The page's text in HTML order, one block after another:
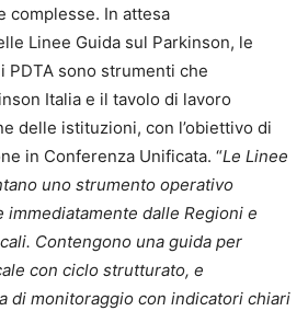
complesse. In attesa
Linee Guida sul Parkinson, le
PDTA sono strumenti che
Italia e il tavolo di lavoro
delle istituzioni, con l’obiettivo di
in Conferenza Unificata. “Le Linee
uno strumento operativo
dalle Regioni e
Contengono una guida per
con ciclo strutturato, e
di monitoraggio con indicatori chiari